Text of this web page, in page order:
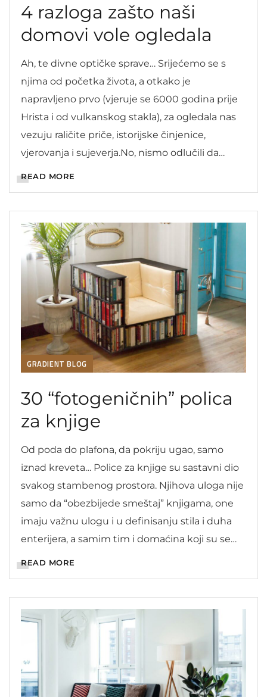
4 razloga zašto naši
domovi vole ogledala
Ah, te divne optičke sprave… Srijećemo se s
njima od početka života, a otkako je
napravljeno prvo (vjeruje se 6000 godina prije
Hrista i od vulkanskog stakla), za ogledala nas
vezuju raličite priče, istorijske činjenice,
vjerovanja i sujeverja.No, nismo odlučili da
pišemo blog o ulozi ogledala u razvoju
READ MORE
GRADIENT BLOG
30 “fotogeničnih” polica
za knjige
Od poda do plafona, da pokriju ugao, samo
iznad kreveta… Police za knjige su sastavni dio
svakog stambenog prostora. Njihova uloga nije
samo da “obezbijede smeštaj” knjigama, one
imaju važnu ulogu i u definisanju stila i duha
enterijera, a samim tim i domaćina koji su se
opredijelili za takav komad namještaja. Police
READ MORE